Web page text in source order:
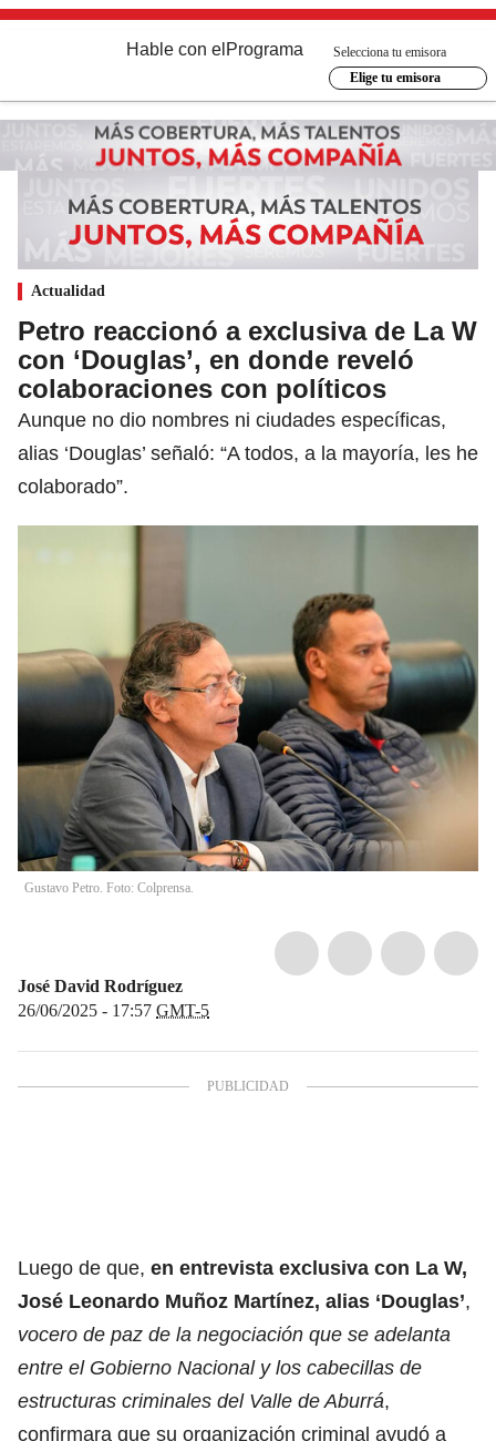
Hable con el Programa
Selecciona tu emisora
Elige tu emisora
Actualidad
Petro reaccionó a exclusiva de La W
con ‘Douglas’, en donde reveló
colaboraciones con políticos
Aunque no dio nombres ni ciudades específicas,
alias ‘Douglas’ señaló: “A todos, a la mayoría, les he
colaborado”.
Gustavo Petro. Foto: Colprensa.
José David Rodríguez
26/06/2025 - 17:57 GMT-5
Luego de que, en entrevista exclusiva con La W,
José Leonardo Muñoz Martínez, alias ‘Douglas’,
vocero de paz de la negociación que se adelanta
entre el Gobierno Nacional y los cabecillas de
estructuras criminales del Valle de Aburrá,
confirmara que su organización criminal ayudó a